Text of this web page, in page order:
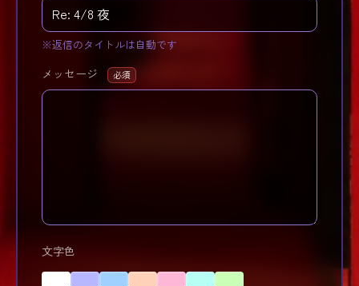
※返信のタイトルは自動です
メッセージ 必須
文字色